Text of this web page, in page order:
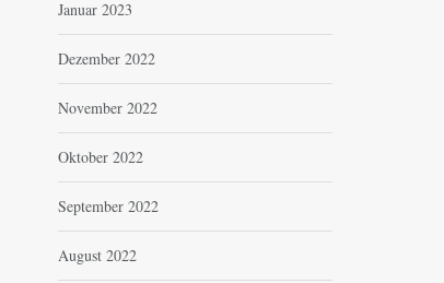
Januar 2023
Dezember 2022
November 2022
Oktober 2022
September 2022
August 2022